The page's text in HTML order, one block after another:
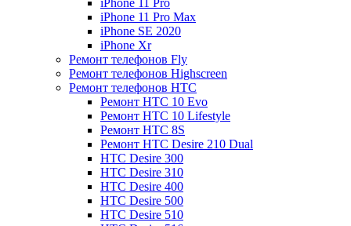
iPhone 11 Pro
iPhone 11 Pro Max
iPhone SE 2020
iPhone Xr
Ремонт телефонов Fly
Ремонт телефонов Highscreen
Ремонт телефонов HTC
Ремонт HTC 10 Evo
Ремонт HTC 10 Lifestyle
Ремонт HTC 8S
Ремонт HTC Desire 210 Dual
HTC Desire 300
HTC Desire 310
HTC Desire 400
HTC Desire 500
HTC Desire 510